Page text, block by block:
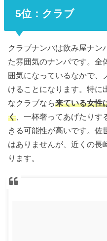
5位：クラブ
クラブナンパは飲み屋ナン
た雰囲気のナンパです。全
囲気になっているなかで、
けることになります。特に
なクラブなら来ている女性
く 、一杯奢ってあげたり
きる可能性が高いです。佐
はありませんが、近くの長
ります。